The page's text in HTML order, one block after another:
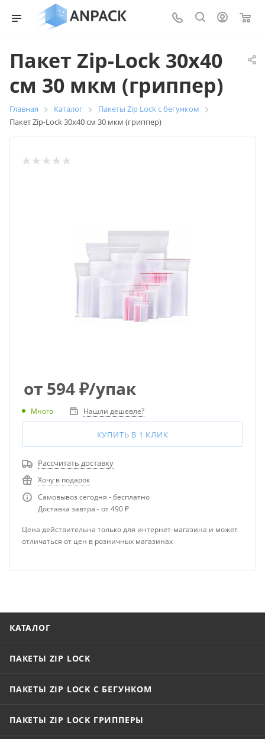
0
Пакет Zip-Lock 30х40
см 30 мкм (гриппер)
Главная Каталог
Пакеты Zip Lock с бегунком
Пакет Zip-Lock 30х40 см 30 мкм (гриппер)
от 594₽/упак
Много Нашли дешевле?
КУПИТЬ В 1 КЛИК
Рассчитать доставку
Хочу в подарок
Самовывоз сегодня - бесплатно
Доставка завтра - от 490 ₽
Цена действительна только для интернет-магазина и может
отличаться от цен в розничных магазинах
КАТАЛОГ
ПАКЕТЫ ZIP LOCK
ПАКЕТЫ ZIP LOCK С БЕГУНКОМ
ПАКЕТЫ ZIP LOCK ГРИППЕРЫ